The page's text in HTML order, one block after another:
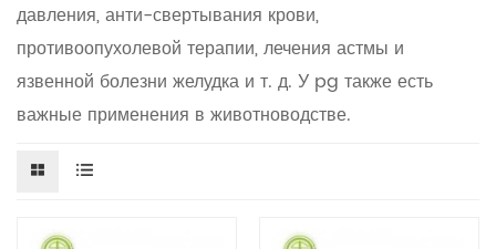
давления, анти-свертывания крови,
противоопухолевой терапии, лечения астмы и
язвенной болезни желудка и т. д. У pg также есть
важные применения в животноводстве.